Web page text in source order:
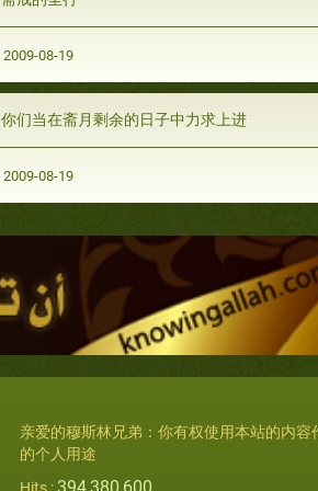
2009-08-19
你们当在斋月剩余的日子中力求上进
2009-08-19
亲爱的穆斯林兄弟：你有权使用本站的内容
的个人用途
Hits :